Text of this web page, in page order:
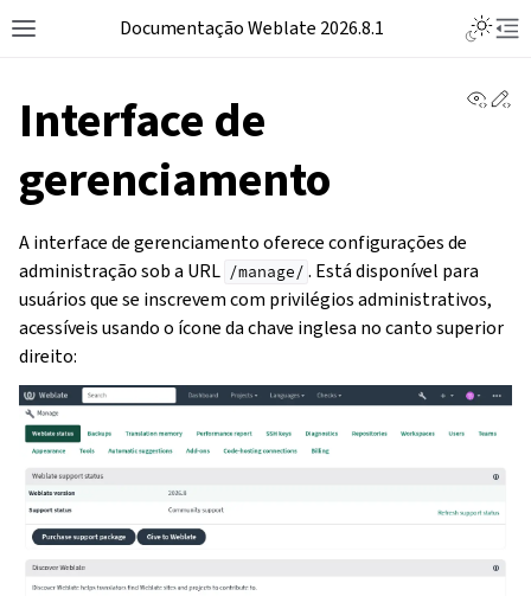
Documentação Weblate 2026.8.1
Interface de
gerenciamento
A interface de gerenciamento oferece configurações de
administração sob a URL /manage/ . Está disponível para
usuários que se inscrevem com privilégios administrativos,
acessíveis usando o ícone da chave inglesa no canto superior
direito: